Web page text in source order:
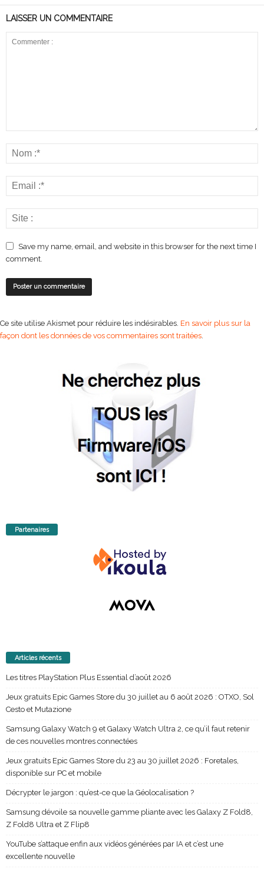
LAISSER UN COMMENTAIRE
Save my name, email, and website in this browser for the next time I
comment.
Ce site utilise Akismet pour réduire les indésirables. En savoir plus sur la
façon dont les données de vos commentaires sont traitées.
Partenaires
Articles récents
Les titres PlayStation Plus Essential d’août 2026
Jeux gratuits Epic Games Store du 30 juillet au 6 août 2026 : OTXO, Sol
Cesto et Mutazione
Samsung Galaxy Watch 9 et Galaxy Watch Ultra 2, ce qu’il faut retenir
de ces nouvelles montres connectées
Jeux gratuits Epic Games Store du 23 au 30 juillet 2026 : Foretales,
disponible sur PC et mobile
Décrypter le jargon : qu’est-ce que la Géolocalisation ?
Samsung dévoile sa nouvelle gamme pliante avec les Galaxy Z Fold8,
Z Fold8 Ultra et Z Flip8
YouTube s’attaque enfin aux vidéos générées par IA et c’est une
excellente nouvelle